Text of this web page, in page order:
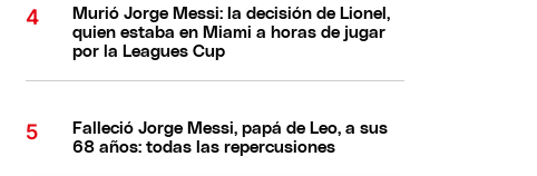
Murió Jorge Messi: la decisión de Lionel,
quien estaba en Miami a horas de jugar
por la Leagues Cup
Falleció Jorge Messi, papá de Leo, a sus
68 años: todas las repercusiones